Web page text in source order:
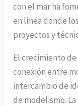
con el mar ha
en línea donde
proyectos y
El crecimiento
conexión entre
intercambio de
de modelismo.